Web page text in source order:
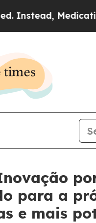
Medication
para a
e mais